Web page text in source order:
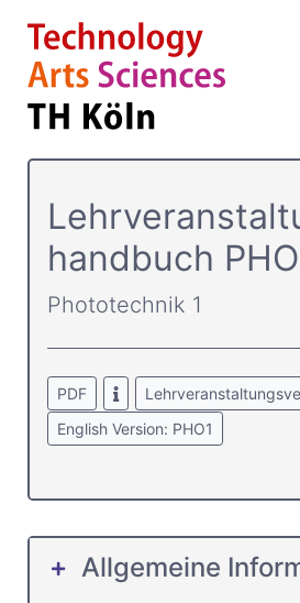
handbuch
Phototechnik 1
PDF
English Version: PHO1
Allgemeine